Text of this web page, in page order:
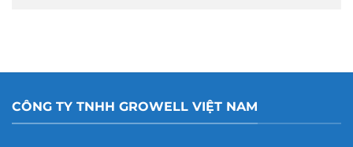
CÔNG TY TNHH GROWELL VIỆT NAM